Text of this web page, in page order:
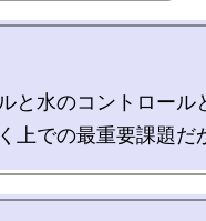
と水のコントロール